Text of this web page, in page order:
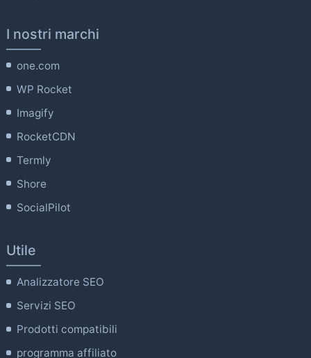
I nostri marchi
one.com
WP Rocket
Imagify
RocketCDN
Termly
Shore
SocialPilot
Utile
Analizzatore SEO
Servizi SEO
Prodotti compatibili
programma affiliato